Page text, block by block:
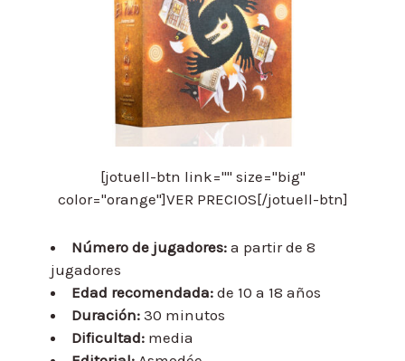
[jotuell-btn link="" size="big"
color="orange"]VER PRECIOS[/jotuell-btn]
Número de jugadores: a partir de 8
jugadores
Edad recomendada: de 10 a 18 años
Duración: 30 minutos
Dificultad: media